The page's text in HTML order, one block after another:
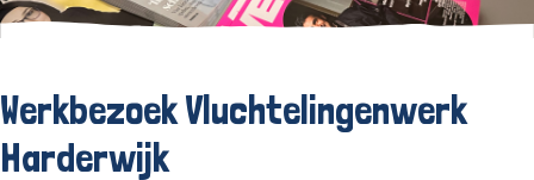
Werkbezoek Vluchtelingenwerk
Harderwijk